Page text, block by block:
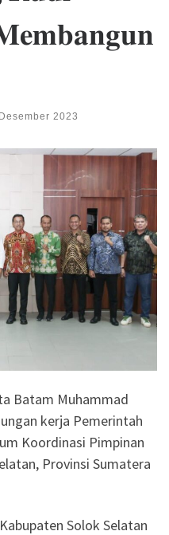
𝐌𝐞𝐦𝐛𝐚𝐧𝐠𝐮𝐧
2023
Batam Muhammad
kerja Pemerintah
Koordinasi Pimpinan
Provinsi Sumatera
Solok Selatan